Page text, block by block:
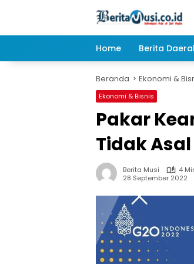
Home Berita
Beranda Ekonomi &
Ekonomi & Bisnis
Pakar
Tidak
Berita Musi
4
28 September 2022